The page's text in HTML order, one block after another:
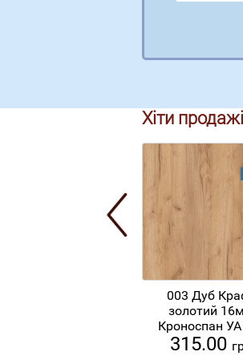
Хіти
003 Дуб
золотий
Кроноспан УА
315.00